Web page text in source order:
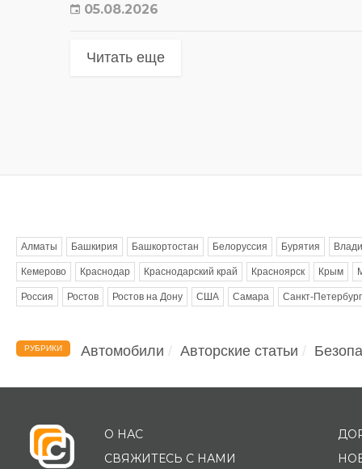
05.08.2026
Читать еще
Алматы Башкирия Башкортостан Белоруссия Бурятия
Кемерово Краснодар Краснодарский край Красноярск Крым
Россия Ростов Ростов на Дону США Самара Санкт-Петербург
РУБРИКИ Автомобили Авторские статьи
О НАС
СВЯЖИТЕСЬ С НАМИ